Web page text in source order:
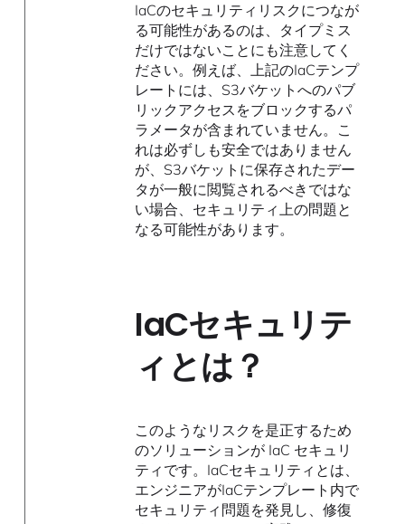
IaCのセキュリティリスクにつなが
る可能性があるのは、タイプミス
だけではないことにも注意してく
ださい。例えば、上記のIaCテンプ
レートには、S3バケットへのパブ
リックアクセスをブロックするパ
ラメータが含まれていません。こ
れは必ずしも安全ではありません
が、S3バケットに保存されたデー
タが一般に閲覧されるべきではな
い場合、セキュリティ上の問題と
なる可能性があります。
IaCセキュリテ
ィとは？
このようなリスクを是正するため
のソリューションが IaC セキュリ
ティです。IaCセキュリティとは、
エンジニアがIaCテンプレート内で
セキュリティ問題を発見し、修復